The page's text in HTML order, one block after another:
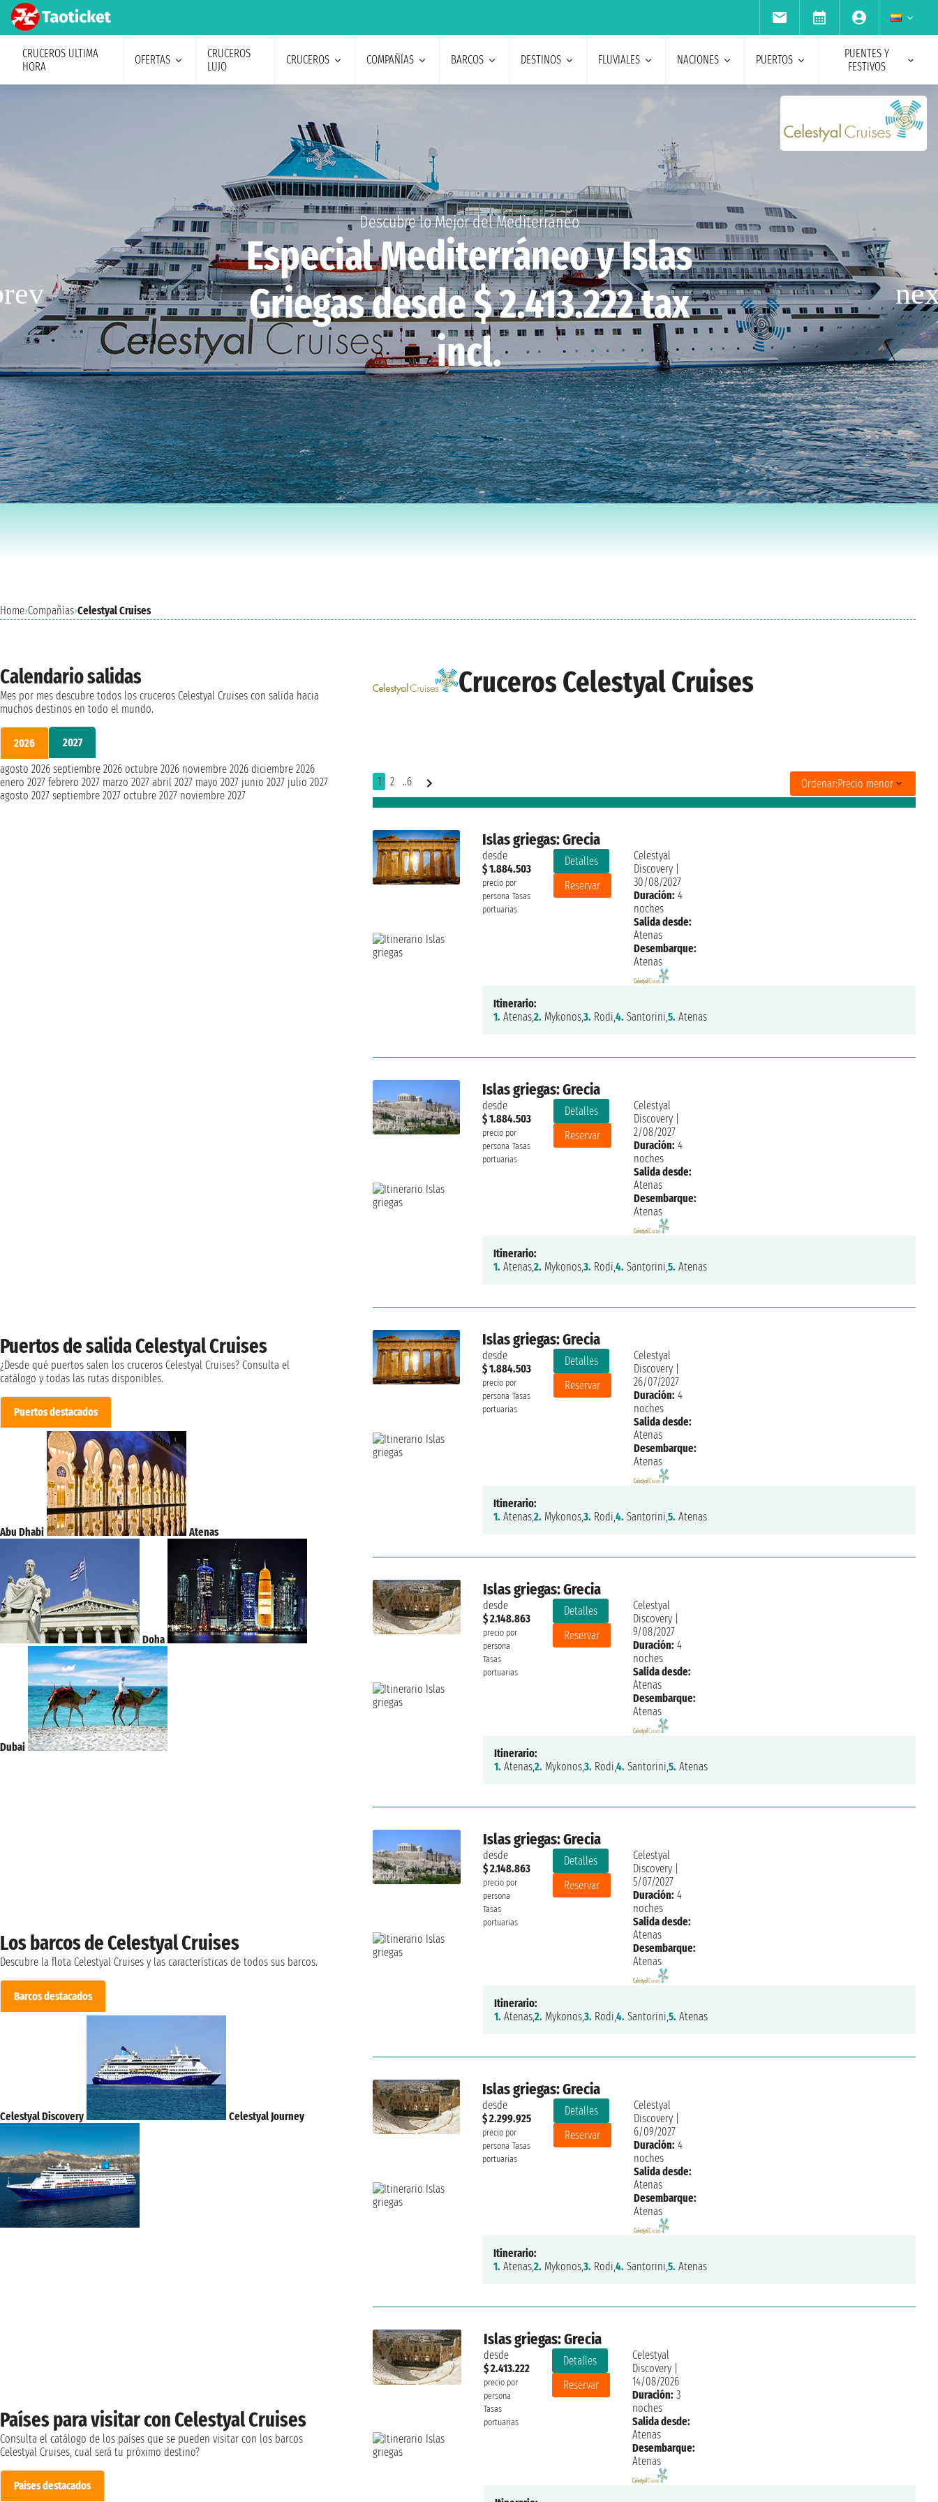
CRUCEROS ULTIMA
HORA
OFERTAS
CRUCEROS
LUJO
CRUCEROS COMPAÑÍAS BARCOS DESTINOS FLUVIALES NACIONES PUERTOS
PUENTES Y
FESTIVOS
Descubre lo Mejor del Mediterráneo
Especial Mediterráneo y Islas
Griegas desde $ 2.413.222 tax
incl.
Home›Compañías›Celestyal Cruises
Cruceros Celestyal Cruises
1 2 ..6 Ordenar:Precio menor
Islas griegas: Grecia
desde
$ 1.884.503
precio por
persona Tasas
portuarias
Detalles
Reservar
Celestyal
Discovery
30/08/2027
Duración: 4
noches
Salida desde:
Atenas
Desembarque:
Atenas
Itinerario:
1. Atenas,2. Mykonos,3. Rodi,4. Santorini,5. Atenas
Islas griegas: Grecia
desde
$ 1.884.503
precio por
persona Tasas
portuarias
Detalles
Reservar
Celestyal
Discovery
2/08/2027
Duración: 4
noches
Salida desde:
Atenas
Desembarque:
Atenas
Itinerario:
1. Atenas,2. Mykonos,3. Rodi,4. Santorini,5. Atenas
Islas griegas: Grecia
desde
$ 1.884.503
precio por
persona Tasas
portuarias
Detalles
Reservar
Celestyal
Discovery
26/07/2027
Duración: 4
noches
Salida desde:
Atenas
Desembarque:
Atenas
Itinerario:
1. Atenas,2. Mykonos,3. Rodi,4. Santorini,5. Atenas
Islas griegas: Grecia
desde
$ 2.148.863
precio por
persona
Tasas
portuarias
Detalles
Reservar
Celestyal
Discovery|
9/08/2027
Duración: 4
noches
Salida desde:
Atenas
Desembarque:
Atenas
Itinerario:
1. Atenas,2. Mykonos,3. Rodi,4. Santorini,5. Atenas
Islas griegas: Grecia
desde
$ 2.148.863
precio por
persona
Tasas
portuarias
Detalles
Reservar
Celestyal
Discovery|
5/07/2027
Duración: 4
noches
Salida desde:
Atenas
Desembarque:
Atenas
Itinerario:
1. Atenas,2. Mykonos,3. Rodi,4. Santorini,5. Atenas
Islas griegas: Grecia
desde
$ 2.299.925
precio por
persona Tasas
portuarias
Detalles
Reservar
Celestyal
Discovery
6/09/2027
Duración: 4
noches
Salida desde:
Atenas
Desembarque:
Atenas
Itinerario:
1. Atenas,2. Mykonos,3. Rodi,4. Santorini,5. Atenas
Islas griegas: Grecia
desde
$ 2.413.222
precio por
persona
Tasas
portuarias
Detalles
Reservar
Celestyal
Discovery|
14/08/2026
Duración: 3
noches
Salida desde:
Atenas
Desembarque:
Atenas
Calendario salidas
Mes por mes descubre todos los cruceros Celestyal Cruises con salida hacia
muchos destinos en todo el mundo.
2026
2027
agosto 2026 septiembre 2026 octubre 2026 noviembre 2026 diciembre 2026
enero 2027 febrero 2027 marzo 2027 abril 2027 mayo 2027 junio 2027 julio 2027
agosto 2027 septiembre 2027 octubre 2027 noviembre 2027
Puertos de salida Celestyal Cruises
¿Desde qué puertos salen los cruceros Celestyal Cruises? Consulta el
catálogo y todas las rutas disponibles.
Puertos destacados
Abu Dhabi Atenas
Doha
Dubai
Los barcos de Celestyal Cruises
Descubre la flota Celestyal Cruises y las características de todos sus barcos.
Barcos destacados
Celestyal Discovery Celestyal Journey
Países para visitar con Celestyal Cruises
Consulta el catálogo de los países que se pueden visitar con los barcos
Celestyal Cruises, cual será tu próximo destino?
Países destacados